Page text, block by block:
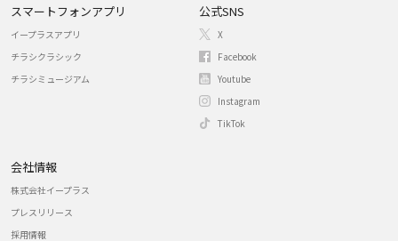
スマートフォンアプリ
イープラスアプリ
チラシクラシック
チラシミュージアム
公式SNS
X
Facebook
Youtube
Instagram
TikTok
会社情報
株式会社イープラス
プレスリリース
採用情報